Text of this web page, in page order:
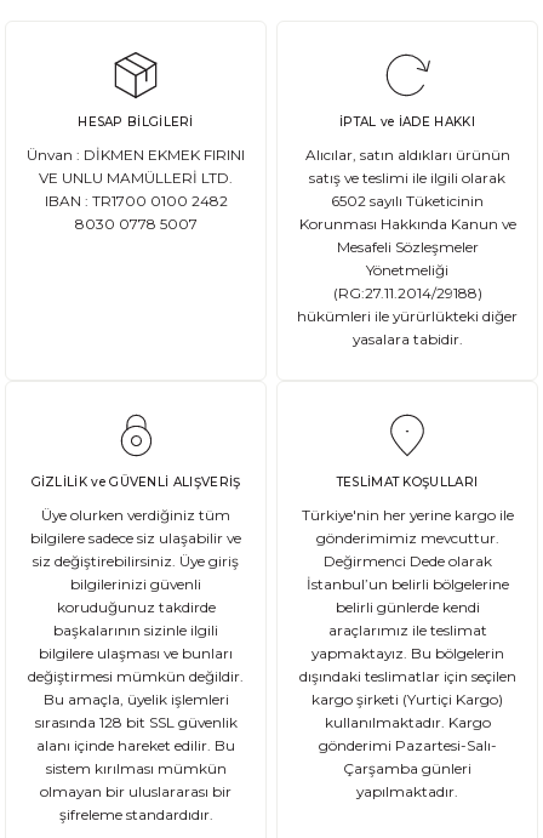
HESAP BİLGİLERİ
Ünvan : DİKMEN EKMEK FIRINI
VE UNLU MAMÜLLERİ LTD.
IBAN : TR1700 0100 2482
8030 0778 5007
İPTAL ve İADE HAKKI
Alıcılar, satın aldıkları ürünün
satış ve teslimi ile ilgili olarak
6502 sayılı Tüketicinin
Korunması Hakkında Kanun ve
Mesafeli Sözleşmeler
Yönetmeliği
(RG:27.11.2014/29188)
hükümleri ile yürürlükteki diğer
yasalara tabidir.
GİZLİLİK ve GÜVENLİ ALIŞVERİŞ
Üye olurken verdiğiniz tüm
bilgilere sadece siz ulaşabilir ve
siz değiştirebilirsiniz. Üye giriş
bilgilerinizi güvenli
koruduğunuz takdirde
başkalarının sizinle ilgili
bilgilere ulaşması ve bunları
değiştirmesi mümkün değildir.
Bu amaçla, üyelik işlemleri
sırasında 128 bit SSL güvenlik
alanı içinde hareket edilir. Bu
sistem kırılması mümkün
olmayan bir uluslararası bir
şifreleme standardıdır.
TESLİMAT KOŞULLARI
Türkiye'nin her yerine kargo ile
gönderimimiz mevcuttur.
Değirmenci Dede olarak
İstanbul’un belirli bölgelerine
belirli günlerde kendi
araçlarımız ile teslimat
yapmaktayız. Bu bölgelerin
dışındaki teslimatlar için seçilen
kargo şirketi (Yurtiçi Kargo)
kullanılmaktadır. Kargo
gönderimi Pazartesi-Salı-
Çarşamba günleri
yapılmaktadır.